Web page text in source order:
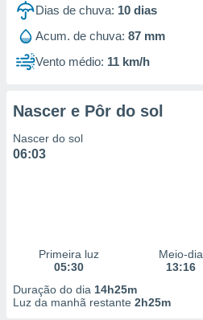
Dias de chuva: 10 dias
Acum. de chuva: 87 mm
Vento médio: 11 km/h
Nascer e Pôr do sol
Nascer do sol
06:03
Primeira luz
05:30
Meio-dia
13:16
Duração do dia 14h25m
Luz da manhã restante 2h25m